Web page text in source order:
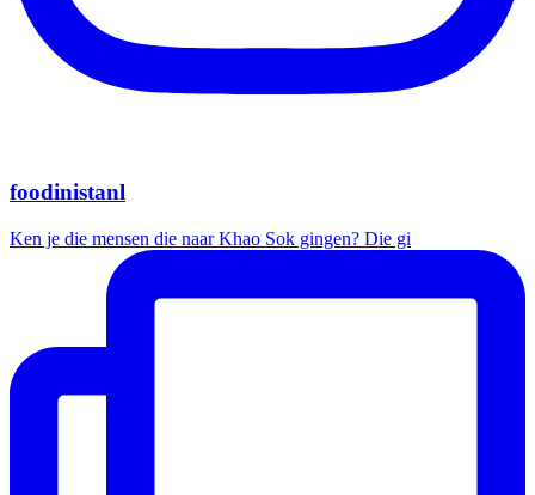
foodinistanl
Ken je die mensen die naar Khao Sok gingen? Die gi